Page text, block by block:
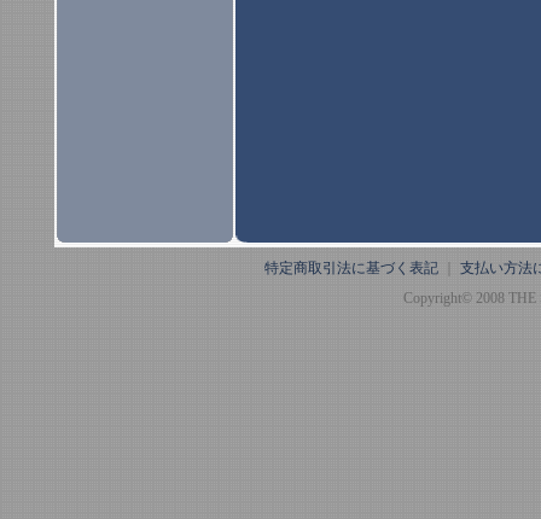
特定商取引法に基づく表記
支払い方法
Copyright© 2008 THE